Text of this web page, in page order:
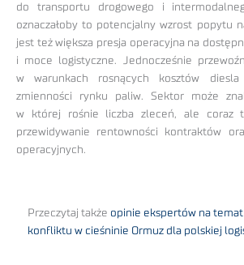
do transportu drogowego i
oznaczałoby to potencjalny wzrost popytu
jest też większa presja operacyjna na
i moce logistyczne. Jednocześnie
w warunkach rosnących kosztów
zmienności rynku paliw. Sektor może
w której rośnie liczba zleceń, ale coraz
przewidywanie rentowności kontraktów
operacyjnych.
Przeczytaj także opinie ekspertów na temat
konfliktu w cieśninie Ormuz dla polskiej